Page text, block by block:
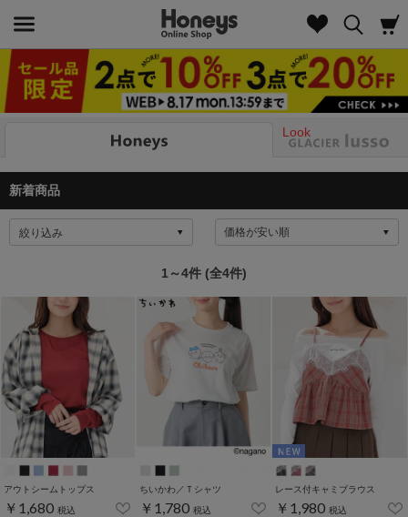
Look
新着商品
絞り込み
1～4件 (全4件)
アウトシームトップス
￥1,680 税込
ちいかわ／Ｔシャツ
￥1,780 税込
レース付キャミブラウス
￥1,980 税込